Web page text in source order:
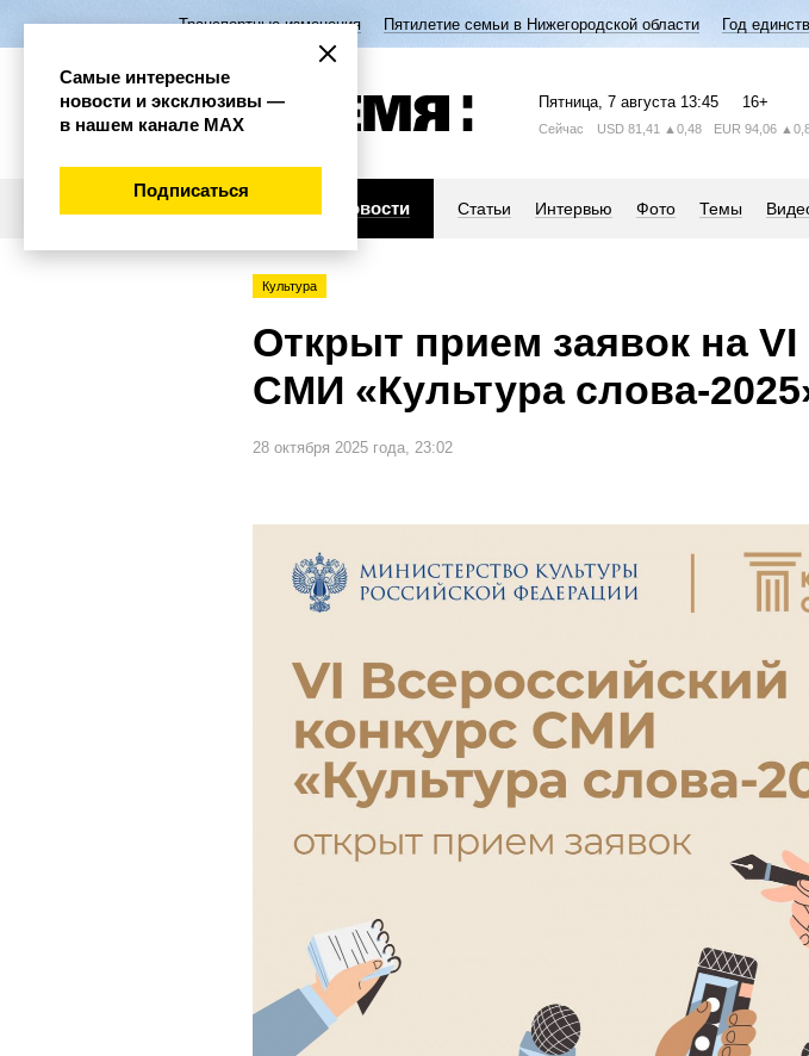
Транспортные изменения Пятилетие семьи в Нижегородской области Год
Пятница, 7 августа 13:45 16+
Сейчас USD 81,41 ▲0,48 EUR 94,06
Новости Статьи Интервью Фото Темы
Культура
Открыт прием заявок на
СМИ «Культура слова-
28 октября 2025 года, 23:02
Самые интересные
новости и эксклюзивы —
в нашем канале МАХ
Подписаться